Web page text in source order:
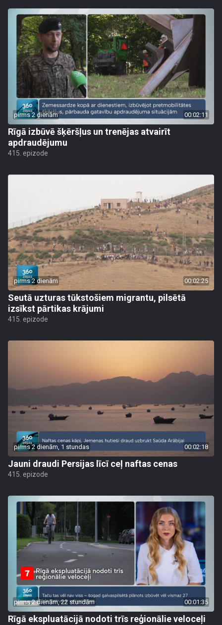
pirms 2 dienām 00:02:11
Rīgā izbūvē šķēršļus un trenējas atvairīt
apdraudējumu
415. epizode
pirms 2 dienām 00:02:25
Seutā uzturas tūkstošiem migrantu, pilsētā
izsīkst pārtikas krājumi
415. epizode
pirms 2 dienām, 1 stundas 00:02:18
Jauni draudi Persijas līcī ceļ naftas cenas
415. epizode
pirms 2 dienām, 22 stundām 00:01:35
Rīgā ekspluatācijā nodoti trīs reģionālie veloceļi